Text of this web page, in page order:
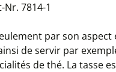
7814-1
par son
de servir par
de thé. La tasse